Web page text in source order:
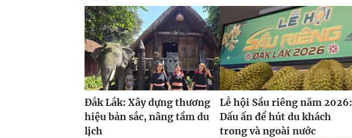
Đắk Lắk: Xây dựng thương
hiệu bản sắc, nâng tầm du
lịch
Lễ hội Sầu riêng năm 2026:
Dấu ấn để hút du khách
trong và ngoài nước